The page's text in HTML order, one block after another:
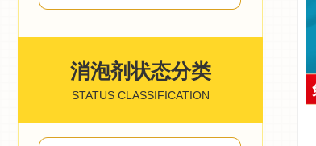
消泡剂状态分类
STATUS CLASSIFICATION